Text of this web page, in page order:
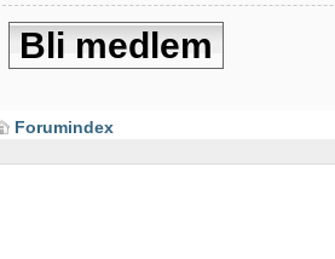
Bli medlem
Forumindex